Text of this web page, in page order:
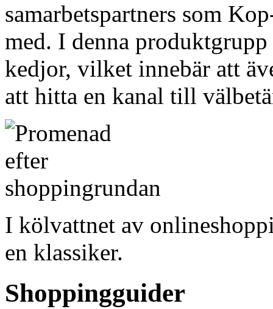
samarbetspartners som
med. I denna
kedjor, vilket innebär att
att hitta en kanal till
I kölvattnet av
en klassiker.
Shoppingguider